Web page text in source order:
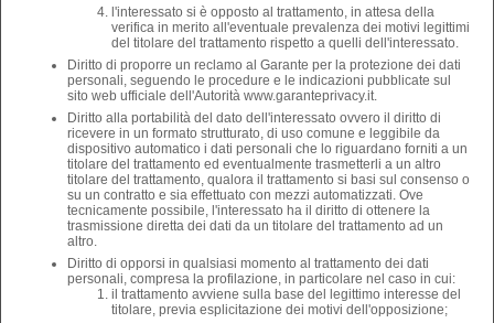
l'interessato si è opposto al trattamento, in attesa della
verifica in merito all'eventuale prevalenza dei motivi legittimi
del titolare del trattamento rispetto a quelli dell'interessato.
Diritto di proporre un reclamo al Garante per la protezione dei dati
personali, seguendo le procedure e le indicazioni pubblicate sul
sito web ufficiale dell'Autorità www.garanteprivacy.it.
Diritto alla portabilità del dato dell'interessato ovvero il diritto di
ricevere in un formato strutturato, di uso comune e leggibile da
dispositivo automatico i dati personali che lo riguardano forniti a un
titolare del trattamento ed eventualmente trasmetterli a un altro
titolare del trattamento, qualora il trattamento si basi sul consenso o
su un contratto e sia effettuato con mezzi automatizzati. Ove
tecnicamente possibile, l'interessato ha il diritto di ottenere la
trasmissione diretta dei dati da un titolare del trattamento ad un
altro.
Diritto di opporsi in qualsiasi momento al trattamento dei dati
personali, compresa la profilazione, in particolare nel caso in cui:
il trattamento avviene sulla base del legittimo interesse del
titolare, previa esplicitazione dei motivi dell'opposizione;